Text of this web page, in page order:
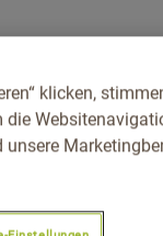
klicken,